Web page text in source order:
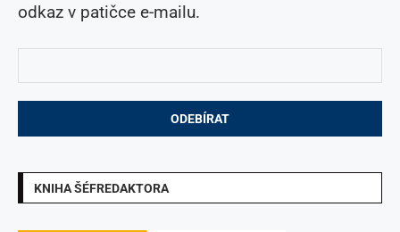
odkaz v patičce e-mailu.
KNIHA ŠÉFREDAKTORA